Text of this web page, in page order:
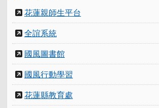
花蓮親師生平台
全誼系統
國風圖書館
國風行動學習
花蓮縣教育處